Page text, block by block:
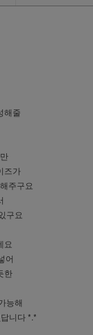
해줄
즈가
주구요
구요
요
어
한
능해
니다 *.*